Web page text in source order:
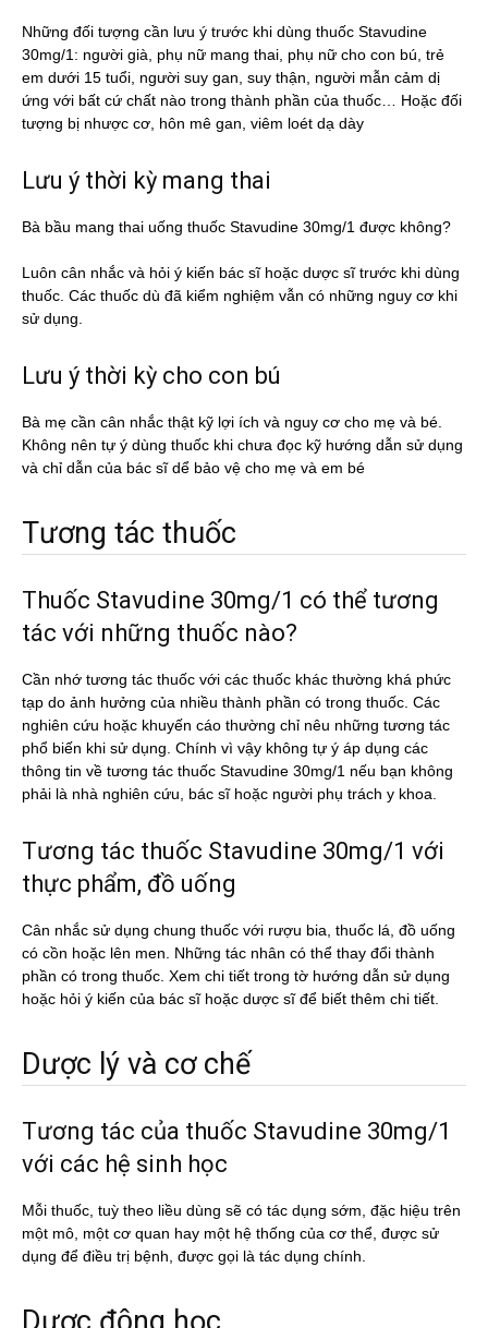
Những đối tượng cần lưu ý trước khi dùng thuốc Stavudine
30mg/1: người già, phụ nữ mang thai, phụ nữ cho con bú, trẻ
em dưới 15 tuổi, người suy gan, suy thận, người mẫn cảm dị
ứng với bất cứ chất nào trong thành phần của thuốc… Hoặc đối
tượng bị nhược cơ, hôn mê gan, viêm loét dạ dày
Lưu ý thời kỳ mang thai
Bà bầu mang thai uống thuốc Stavudine 30mg/1 được không?
Luôn cân nhắc và hỏi ý kiến bác sĩ hoặc dược sĩ trước khi dùng
thuốc. Các thuốc dù đã kiểm nghiệm vẫn có những nguy cơ khi
sử dụng.
Lưu ý thời kỳ cho con bú
Bà mẹ cần cân nhắc thật kỹ lợi ích và nguy cơ cho mẹ và bé.
Không nên tự ý dùng thuốc khi chưa đọc kỹ hướng dẫn sử dụng
và chỉ dẫn của bác sĩ dể bảo vệ cho mẹ và em bé
Tương tác thuốc
Thuốc Stavudine 30mg/1 có thể tương
tác với những thuốc nào?
Cần nhớ tương tác thuốc với các thuốc khác thường khá phức
tạp do ảnh hưởng của nhiều thành phần có trong thuốc. Các
nghiên cứu hoặc khuyến cáo thường chỉ nêu những tương tác
phổ biến khi sử dụng. Chính vì vậy không tự ý áp dụng các
thông tin về tương tác thuốc Stavudine 30mg/1 nếu bạn không
phải là nhà nghiên cứu, bác sĩ hoặc người phụ trách y khoa.
Tương tác thuốc Stavudine 30mg/1 với
thực phẩm, đồ uống
Cân nhắc sử dụng chung thuốc với rượu bia, thuốc lá, đồ uống
có cồn hoặc lên men. Những tác nhân có thể thay đổi thành
phần có trong thuốc. Xem chi tiết trong tờ hướng dẫn sử dụng
hoặc hỏi ý kiến của bác sĩ hoặc dược sĩ để biết thêm chi tiết.
Dược lý và cơ chế
Tương tác của thuốc Stavudine 30mg/1
với các hệ sinh học
Mỗi thuốc, tuỳ theo liều dùng sẽ có tác dụng sớm, đặc hiệu trên
một mô, một cơ quan hay một hệ thống của cơ thể, được sử
dụng để điều trị bệnh, được gọi là tác dụng chính.